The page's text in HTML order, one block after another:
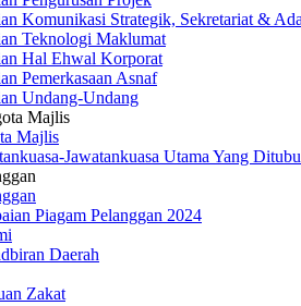
Komunikasi Strategik, Sekretariat &
Teknologi Maklumat
Hal Ehwal Korporat
Pemerkasaan Asnaf
Undang-Undang
Majlis
Majlis
Jawatankuasa Utama Yang
Piagam Pelanggan 2024
Daerah
Zakat